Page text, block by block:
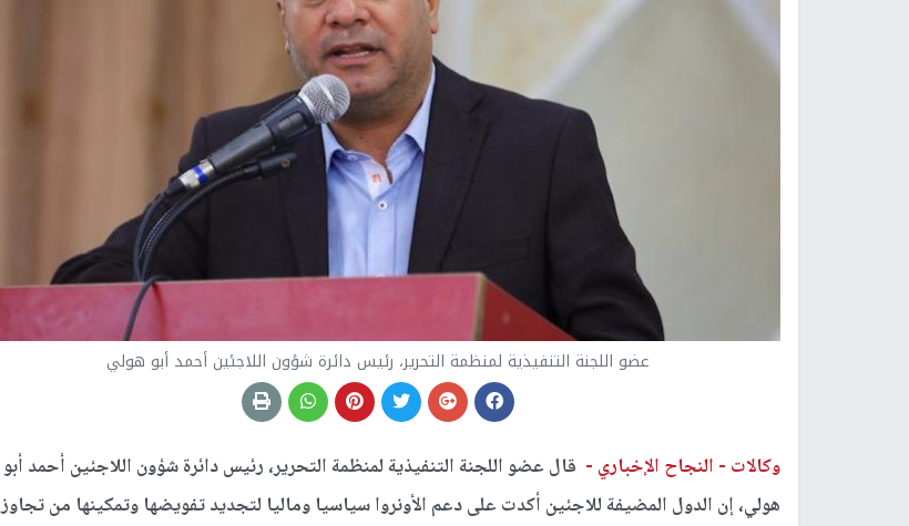
عضو اللجنة التنفيذية لمنظمة التحرير، رئيس دائرة شؤون اللاجئين أحمد أبو هولي
وكالات - النجاح الإخباري - قال عضو اللجنة التنفيذية لمنظمة التحرير، رئيس دائرة شؤون اللاجئين أحمد أبو
هولي، إن الدول المضيفة للاجئين أكدت على دعم الأونروا سياسيا وماليا لتجديد تفويضها وتمكينها من تجاوز